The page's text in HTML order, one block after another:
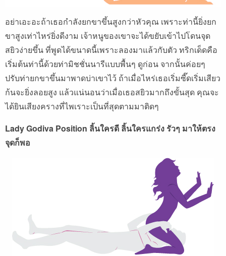
อย่าเอะอะถ้าเธอกำลังยกขาขึ้นสูงกว่าหัวคุณ เพราะท่านี้ยิ่งยก
ขาสูงเท่าไหร่ยิ่งดีงาม เจ้าหนูของเขาจะได้ขยับเข้าไปโดนจุด
สยิวง่ายขึ้น ที่พูดได้ขนาดนี้เพราะลองมาแล้วกับตัว ทริกเด็ดคือ
เริ่มต้นท่านี้ด้วยท่ามิชชั่นนารีแบบพื้นๆ ดูก่อน จากนั้นค่อยๆ
ปรับท่ายกขาขึ้นมาพาดบ่าเขาไว้ ถ้าเมื่อไหร่เธอเริ่มซี๊ดเริ่มเสียว
ก้นจะยิ่งลอยสูง แล้วแน่นอนว่าเมื่อเธอสยิวมากถึงขั้นสุด คุณจะ
ได้ยินเสียงครางที่ไพเราะเป็นที่สุดตามมาติดๆ
Lady Godiva Position ลิ้นใครดี ลิ้นใครแกร่ง รัวๆ มาให้ตรง
จุดก็พอ